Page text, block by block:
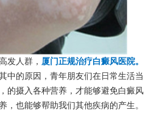
发人群， 厦门正规治疗白癜风医院。
中的原因，青年朋友们在日常生活当
的摄入各种营养，才能够避免白癜风
，也能够帮助我们其他疾病的产生。